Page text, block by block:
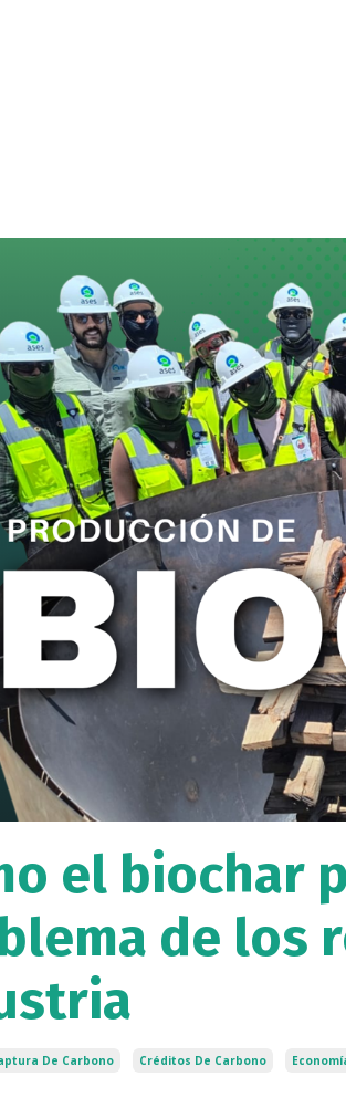
el biochar
de los
De Carbono Créditos De Carbono